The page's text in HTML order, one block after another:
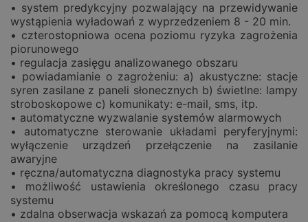
• system predykcyjny pozwalający na przewidywanie
wystąpienia wyładowań z wyprzedzeniem 8 - 20 min.
• czterostopniowa ocena poziomu ryzyka zagrożenia
piorunowego
• regulacja zasięgu analizowanego obszaru
• powiadamianie o zagrożeniu: a) akustyczne: stacje
syren zasilane z paneli słonecznych b) świetlne: lampy
stroboskopowe c) komunikaty: e-mail, sms, itp.
• automatyczne wyzwalanie systemów alarmowych
• automatyczne sterowanie układami peryferyjnymi:
wyłączenie urządzeń przełączenie na zasilanie
awaryjne
• ręczna/automatyczna diagnostyka pracy systemu
• możliwość ustawienia określonego czasu pracy
systemu
• zdalna obserwacja wskazań za pomocą komputera